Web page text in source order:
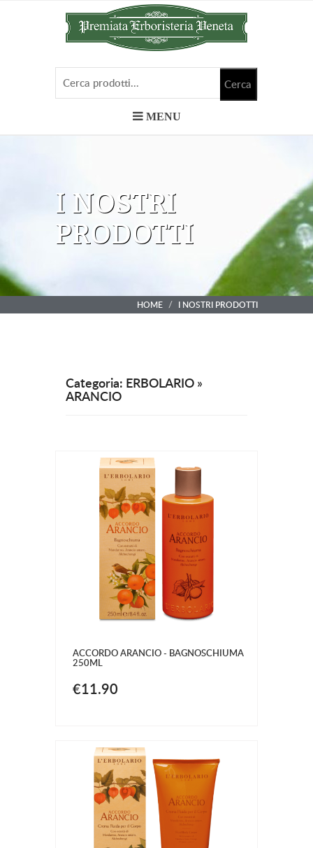
MENU
I NOSTRI
PRODOTTI
HOME I NOSTRI PRODOTTI
Categoria: ERBOLARIO »
ARANCIO
ACCORDO ARANCIO - BAGNOSCHIUMA
250ML
€11.90